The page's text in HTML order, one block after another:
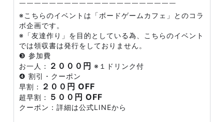
￣￣￣￣￣￣￣￣￣￣￣￣￣￣￣￣￣￣￣￣￣
※こちらのイベントは「ボードゲームカフェ」とのコラ
ボ企画です。
※「友達作り」を目的としている為、こちらのイベント
では領収書は発行をしておりません。
❸ 参加費
お一人：
２０００円 ※１ドリンク付
❹ 割引・クーポン
早割：
２００円 OFF
超早割： ５００円 OFF
クーポン：詳細は公式LINEから